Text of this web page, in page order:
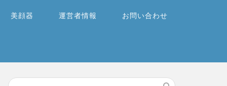
美顔器 運営者情報 お問い合わせ